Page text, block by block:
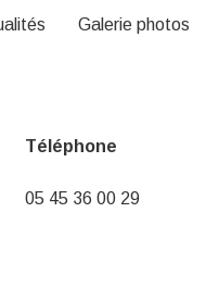
Galerie photos
Téléphone
05 45 36 00 29